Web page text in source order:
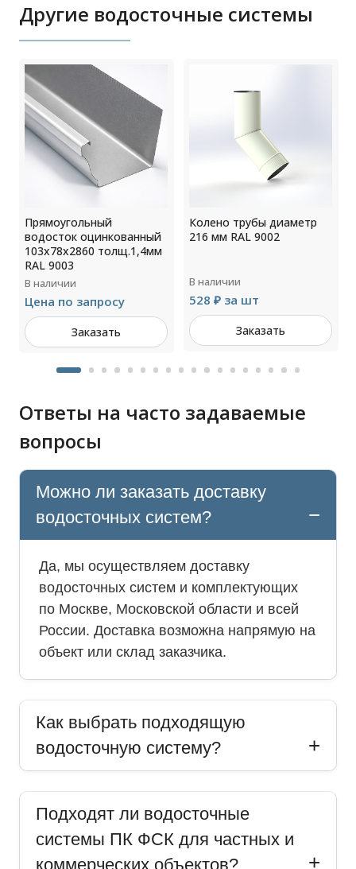
Другие водосточные системы
Прямоугольный
водосток оцинкованный
103х78х2860 толщ.1,4мм
RAL 9003
В наличии
Цена по запросу
Заказать
Колено трубы диаметр
216 мм RAL 9002
В наличии
528 ₽ за шт
Заказать
Ответы на часто задаваемые
вопросы
Можно ли заказать доставку
водосточных систем?
Да, мы осуществляем доставку
водосточных систем и комплектующих
по Москве, Московской области и всей
России. Доставка возможна напрямую на
объект или склад заказчика.
Как выбрать подходящую
водосточную систему?
Подходят ли водосточные
системы ПК ФСК для частных и
коммерческих объектов?